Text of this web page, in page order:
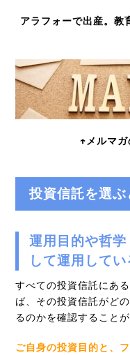
アラフォーで出産。教
↑メルマ
投資信託を選
運用目的や哲
して運用してい
すべての投資信託にあ
ば、その投資信託がど
るのかを確認することが
ご自身の投資目的と、